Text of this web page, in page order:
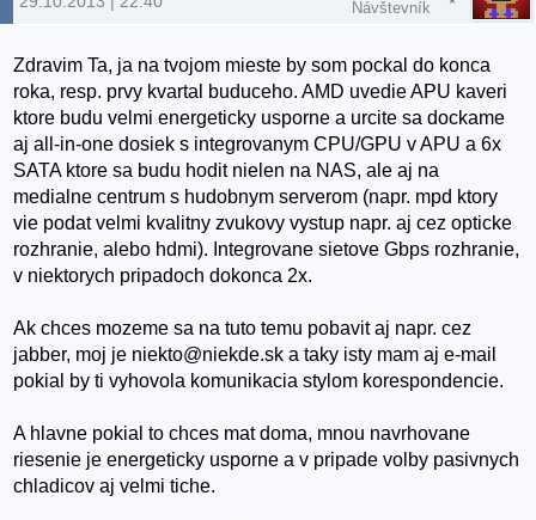
Návštevník
Zdravim Ta, ja na tvojom mieste by som pockal do konca
roka, resp. prvy kvartal buduceho. AMD uvedie APU kaveri
ktore budu velmi energeticky usporne a urcite sa dockame
aj all-in-one dosiek s integrovanym CPU/GPU v APU a 6x
SATA ktore sa budu hodit nielen na NAS, ale aj na
medialne centrum s hudobnym serverom (napr. mpd ktory
vie podat velmi kvalitny zvukovy vystup napr. aj cez opticke
rozhranie, alebo hdmi). Integrovane sietove Gbps rozhranie,
v niektorych pripadoch dokonca 2x.
Ak chces mozeme sa na tuto temu pobavit aj napr. cez
jabber, moj je niekto@niekde.sk a taky isty mam aj e-mail
pokial by ti vyhovola komunikacia stylom korespondencie.
A hlavne pokial to chces mat doma, mnou navrhovane
riesenie je energeticky usporne a v pripade volby pasivnych
chladicov aj velmi tiche.